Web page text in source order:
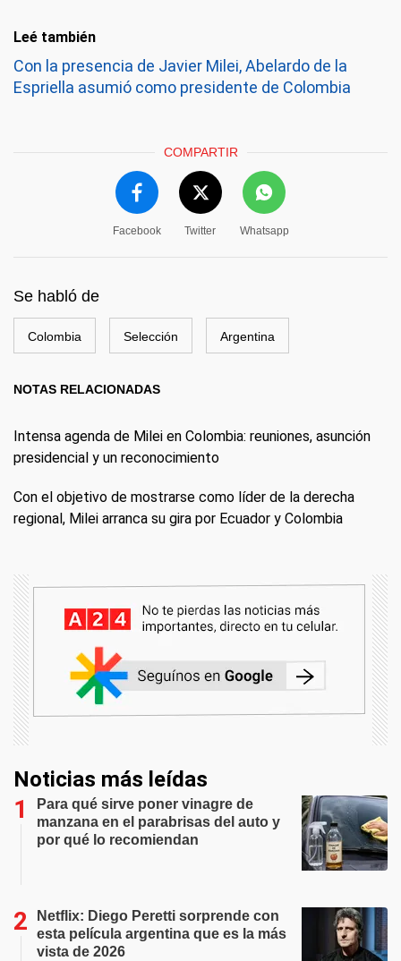
Leé también
Con la presencia de Javier Milei, Abelardo de la
Espriella asumió como presidente de Colombia
COMPARTIR
Facebook Twitter Whatsapp
Se habló de
Colombia Selección Argentina
NOTAS RELACIONADAS
Intensa agenda de Milei en Colombia: reuniones, asunción
presidencial y un reconocimiento
Con el objetivo de mostrarse como líder de la derecha
regional, Milei arranca su gira por Ecuador y Colombia
Noticias más leídas
Para qué sirve poner vinagre de
manzana en el parabrisas del auto y
por qué lo recomiendan
Netflix: Diego Peretti sorprende con
esta película argentina que es la más
vista de 2026